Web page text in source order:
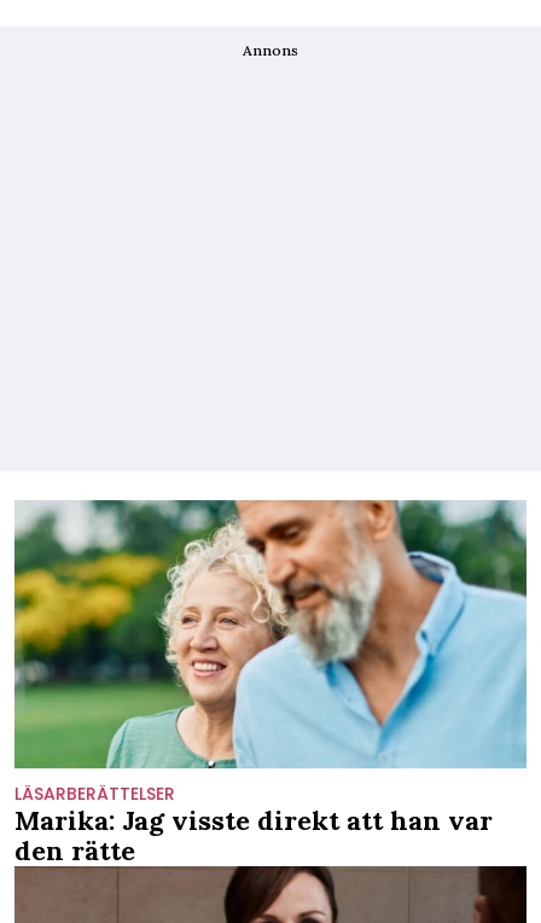
Annons
LÄSARBERÄTTELSER
Marika: Jag visste direkt att han var
den rätte